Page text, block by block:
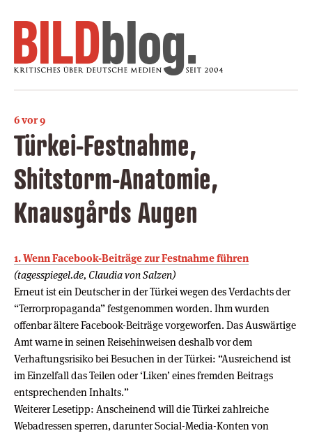
6 vor 9
Türkei-Festnahme,
Shitstorm-Anatomie,
Knausgårds Augen
1. Wenn Facebook-Beiträge zur Festnahme führen
(tagesspiegel.de, Claudia von Salzen)
Erneut ist ein Deutscher in der Türkei wegen des Verdachts der
“Terrorpropaganda” festgenommen worden. Ihm wurden
offenbar ältere Facebook-Beiträge vorgeworfen. Das Auswärtige
Amt warne in seinen Reisehinweisen deshalb vor dem
Verhaftungsrisiko bei Besuchen in der Türkei: “Ausreichend ist
im Einzelfall das Teilen oder ‘Liken’ eines fremden Beitrags
entsprechenden Inhalts.”
Weiterer Lesetipp: Anscheinend will die Türkei zahlreiche
Webadressen sperren, darunter Social-Media-Konten von